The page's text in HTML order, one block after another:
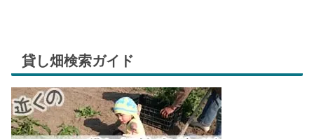
貸し畑検索ガイド